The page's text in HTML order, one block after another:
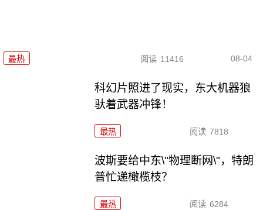
最热 阅读 11416 08-04
科幻片照进了现实，东大机器狼
驮着武器冲锋！
最热 阅读 7818
波斯要给中东\"物理断网\"，特朗
普忙递橄榄枝？
最热 阅读 6284